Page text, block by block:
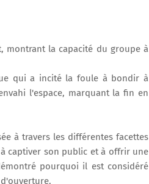
montrant la capacité du groupe à
qui a incité la foule à bondir à
l'espace, marquant la fin en
à travers les différentes facettes
captiver son public et à offrir une
pourquoi il est considéré